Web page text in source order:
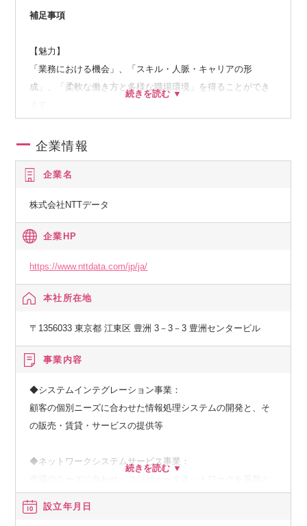
補足事項
【魅力】
「業務における機会」、「スキル・人脈・キャリアの形
成」、「柔軟な働き方と多様な職場環境」を得ることができ
■業務における機会
わることで、自身のスキルアップと業界をリードする存在と
・AWS/Azureなどのパブリッククラウドを利用する案件も多
数あり、案件参画を通じ、ご自身の技術領域の幅だしをする
・開発工程だけではなく、システム基盤の提案支援、システ
ムアーキテクチャ設計支援、グランドデザイン策定など、提
案工程も担当しており、お客様のビジネスに貢献することが
■スキル・人脈・キャリアの形成
値を高める事ができます。
・多様なステークホルダーとの交渉経験、新規ビジネスの構
想、構想を実現する過程で多様な人脈形成が期待できます。
り開いていくことができます。様々な職務領域を経験するこ
務領域への拡大が可能）
企業情報
企業名
株式会社NTTデータ
企業HP
https://www.nttdata.com/jp/ja/
本社所在地
〒1356033 東京都 江東区 豊洲 3－3－3 豊洲センタービル
事業内容
◆システムインテグレーション事業：
顧客の個別ニーズに合わせた情報処理システムの開発と、そ
の販売・賃貸・サービスの提供等
◆ネットワークシステムサービス事業：
設立年月日